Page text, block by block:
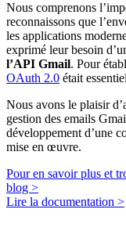
Nous comprenons
reconnaissons que
les applications
exprimé leur besoin
l’API Gmail. Pour
OAuth 2.0 était
Nous avons le plaisir
gestion des emails
développement d’une
mise en œuvre.
Pour en savoir plus et
blog >
Lire la documentation >